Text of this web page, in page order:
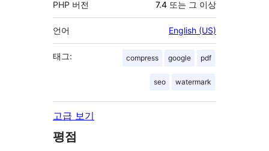
PHP 버전 7.4 또는 그 이상
언어 English (US)
태그: compress google pdf
seo watermark
고급 보기
평점